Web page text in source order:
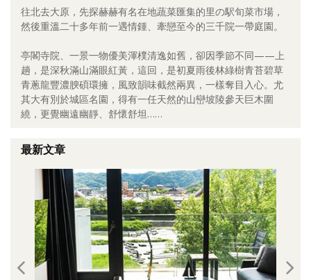
享樂隨手拍
影音區
創意出版服務
關於Yilan
個人著作
活動實況記錄
媒體報導一覽
合作與代言
往北去大原，先探赫赫有名在地蔬菜匯集的里の駅旬菜市場，
然後重溫二十多年前一遇情鍾、牽戀至今的三千院一帶庭園。
亭閣寺院、一景一物優美渾樸清逸如舊，卻因季節不同——上
趟，是深秋滿山滿眼紅黃，這回，是初夏雨後林綠樹青苔碧草
青蔥龍豐濃腴碩環擁，風致韻味截然兩異，一樣奪目入心。尤
其大有別於城區名園，得有一任天然的山巒坡陵參天巨木圍
繞，更覺幽遠幽靜、舒懷舒坦……
最新文章